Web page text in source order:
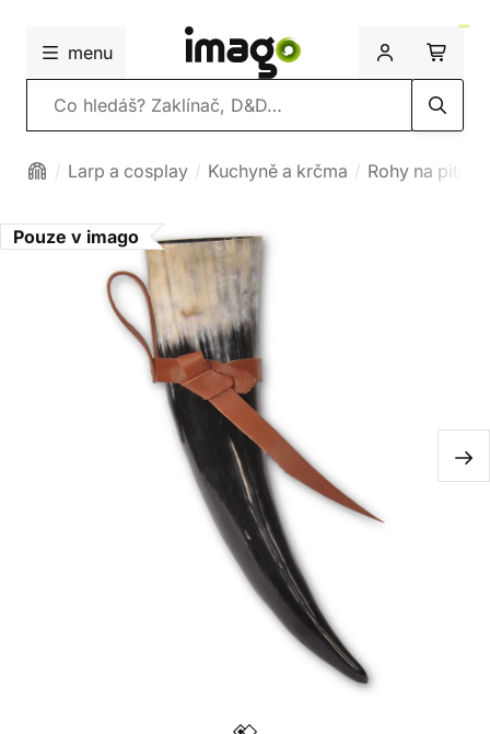
menu
Vyhledávání
Larp a cosplay Kuchyně a krčma Rohy na pití
Pouze v imago